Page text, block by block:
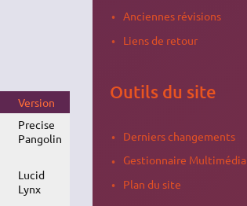
Version
Precise
Pangolin
Lucid
Lynx
Anciennes révisions
Liens de retour
Outils du site
Derniers changements
Gestionnaire Multimédia
Plan du site